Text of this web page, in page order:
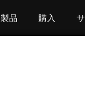
製品 購入